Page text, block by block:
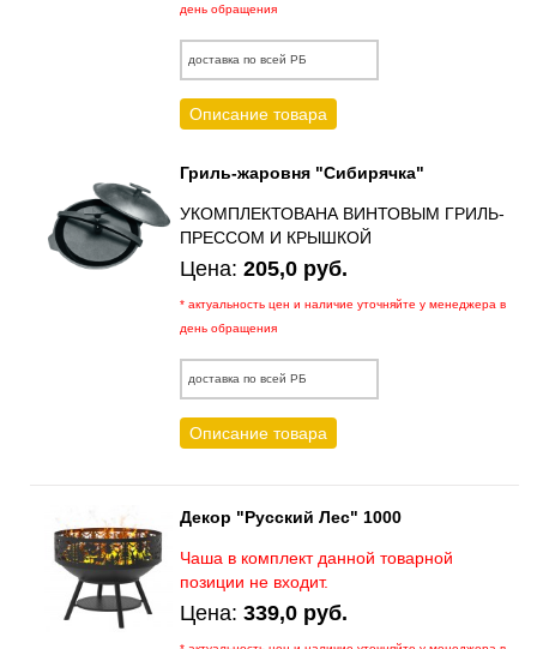
день обращения
доставка по всей РБ
Описание товара
Гриль-жаровня "Сибирячка"
УКОМПЛЕКТОВАНА ВИНТОВЫМ ГРИЛЬ-
ПРЕССОМ И КРЫШКОЙ
Цена: 205,0 руб.
* актуальность цен и наличие уточняйте у менеджера в
день обращения
доставка по всей РБ
Описание товара
Декор "Русский Лес" 1000
Чаша в комплект данной товарной
позиции не входит.
Цена: 339,0 руб.